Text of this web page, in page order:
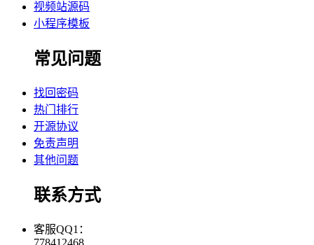
视频站源码
小程序模板
常见问题
找回密码
热门排行
开源协议
免责声明
其他问题
联系方式
客服QQ1：
778412468